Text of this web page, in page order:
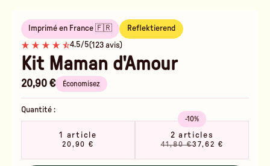
4.5/5(123 avis)
Imprimé en France 🇫🇷 Reflektierend
Kit Maman d'Amour
20,90 € Économisez
Quantité :
1 article
20,90 €
-10%
2 articles
41,80 €37,62 €